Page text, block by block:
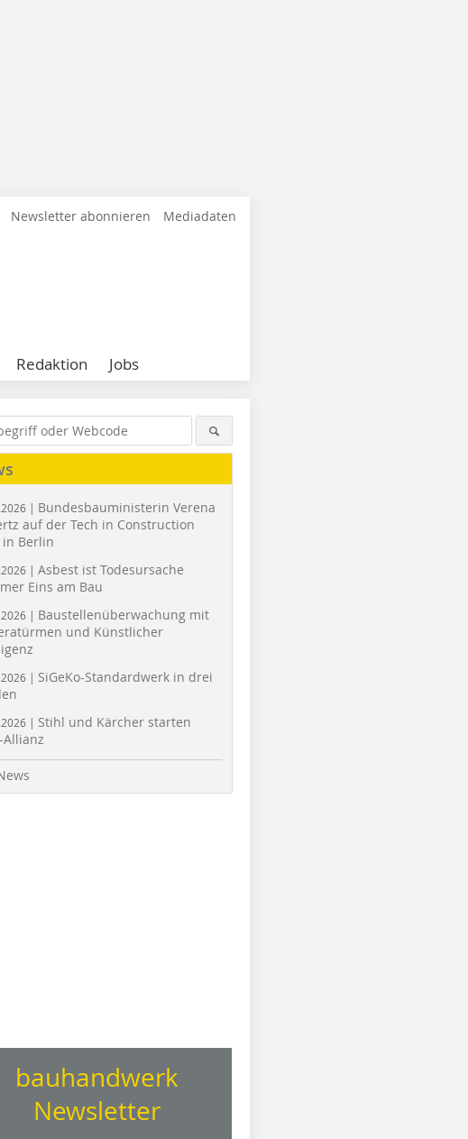
Newsletter abonnieren Mediadaten
Redaktion Jobs
| Bundesbauministerin Verena
auf der Tech in Construction
in Berlin
| Asbest ist Todesursache
Eins am Bau
| Baustellenüberwachung mit
und Künstlicher
| SiGeKo-Standardwerk in drei
| Stihl und Kärcher starten
Allianz
bauhandwerk
Newsletter